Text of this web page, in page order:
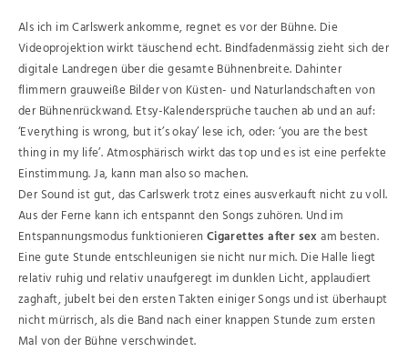
Als ich im Carlswerk ankomme, regnet es vor der Bühne. Die
Videoprojektion wirkt täuschend echt. Bindfadenmässig zieht sich der
digitale Landregen über die gesamte Bühnenbreite. Dahinter
flimmern grauweiße Bilder von Küsten- und Naturlandschaften von
der Bühnenrückwand. Etsy-Kalendersprüche tauchen ab und an auf:
‘Everything is wrong, but it’s okay’ lese ich, oder: ‘you are the best
thing in my life’. Atmosphärisch wirkt das top und es ist eine perfekte
Einstimmung. Ja, kann man also so machen.
Der Sound ist gut, das Carlswerk trotz eines ausverkauft nicht zu voll.
Aus der Ferne kann ich entspannt den Songs zuhören. Und im
Entspannungsmodus funktionierenCigarettes after sexam besten.
Eine gute Stunde entschleunigen sie nicht nur mich. Die Halle liegt
relativ ruhig und relativ unaufgeregt im dunklen Licht, applaudiert
zaghaft, jubelt bei den ersten Takten einiger Songs und ist überhaupt
nicht mürrisch, als die Band nach einer knappen Stunde zum ersten
Mal von der Bühne verschwindet.